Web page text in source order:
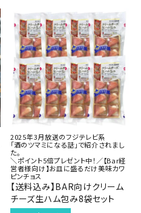
2025年3月放送のフジテレビ系
「酒のツマミになる話」で紹介されまし
た。
＼ポイント5倍プレゼント中！／【Bar経
営者様向け】お皿に盛るだけ美味カワ
ピンチョス
【送料込み】BAR向けクリーム
チーズ生ハム包み8袋セット